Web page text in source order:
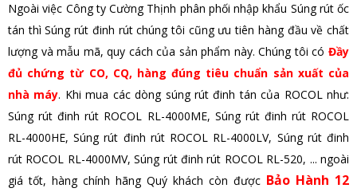
Ngoài việc Công ty Cường Thịnh phân phối nhập khẩu Súng rút ốc
tán thì Súng rút đinh rút chúng tôi cũng ưu tiên hàng đầu về chất
lượng và mẫu mã, quy cách của sản phẩm này. Chúng tôi có Đầy
đủ chứng từ CO, CQ, hàng đúng tiêu chuẩn sản xuất của
nhà máy. Khi mua các dòng súng rút đinh tán của ROCOL như:
Súng rút đinh rút ROCOL RL-4000ME, Súng rút đinh rút ROCOL
RL-4000HE,Súng rút đinh rút ROCOL RL-4000LV, Súng rút đinh
rút ROCOL RL-4000MV,Súng rút đinh rút ROCOL RL-520, ... ngoài
giá tốt, hàng chính hãng Quý khách còn được Bảo Hành 12